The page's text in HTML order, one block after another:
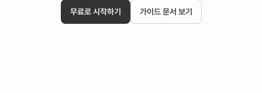
무료로 시작하기 가이드 문서 보기